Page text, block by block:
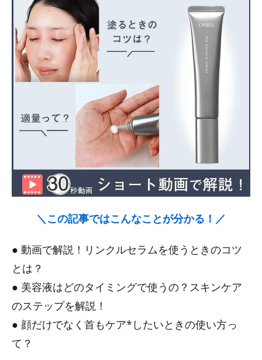
＼この記事ではこんなことが分かる！／
● 動画で解説！リンクルセラムを使うときのコツ
とは？
● 美容液はどのタイミングで使うの？スキンケア
のステップを解説！
● 顔だけでなく首もケア*したいときの使い方っ
て？